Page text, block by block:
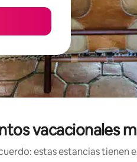
vacacionales
estas estancias